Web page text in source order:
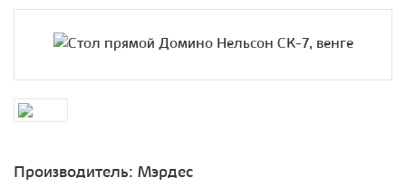
Производитель: Мэрдес